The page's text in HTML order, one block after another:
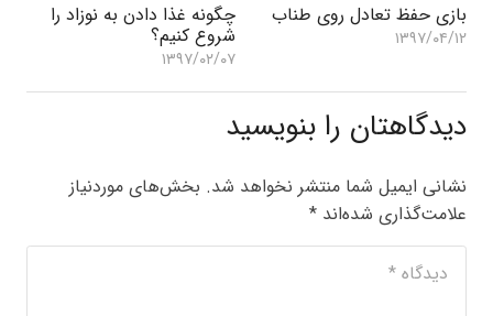
بازی حفظ تعادل روی طناب
۱۳۹۷/۰۴/۱۲
چگونه غذا دادن به نوزاد را
شروع کنیم؟
۱۳۹۷/۰۲/۰۷
دیدگاهتان را بنویسید
نشانی ایمیل شما منتشر نخواهد شد. بخش‌های موردنیاز
علامت‌گذاری شده‌اند *